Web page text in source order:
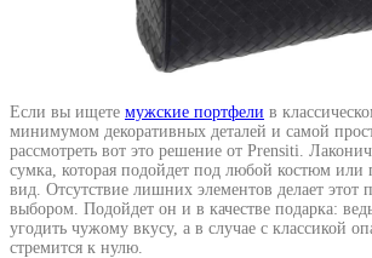
Если вы ищете мужские портфели в
минимумом декоративных деталей и самой
рассмотреть вот это решение от Prensiti.
сумка, которая подойдет под любой костюм или
вид. Отсутствие лишних элементов делает этот
выбором. Подойдет он и в качестве подарка:
угодить чужому вкусу, а в случае с классикой
стремится к нулю.